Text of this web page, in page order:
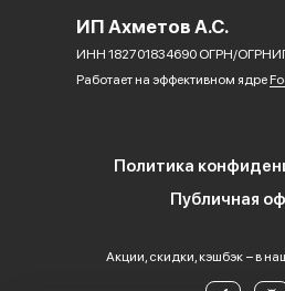
ИП Ахметов А.С.
ИНН 182701834690 ОГРН/
Работает на эффективном ядре
Политика
Публичная
Акции, скидки, кэшбэк − в